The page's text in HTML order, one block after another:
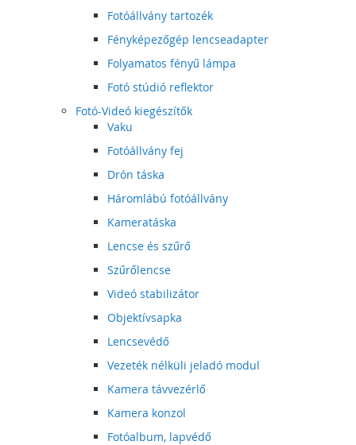
Fotóállvány tartozék
Fényképezőgép lencseadapter
Folyamatos fényű lámpa
Fotó stúdió reflektor
Fotó-Videó kiegészítők
Vaku
Fotóállvány fej
Drón táska
Háromlábú fotóállvány
Kameratáska
Lencse és szűrő
Szűrőlencse
Videó stabilizátor
Objektívsapka
Lencsevédő
Vezeték nélküli jeladó modul
Kamera távvezérlő
Kamera konzol
Fotóalbum, lapvédő